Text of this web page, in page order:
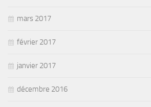
mars 2017
février 2017
janvier 2017
décembre 2016